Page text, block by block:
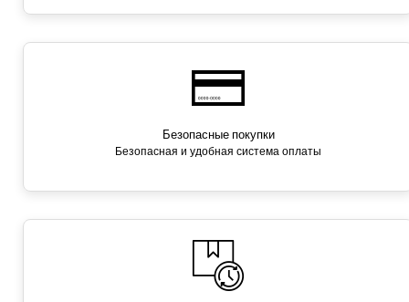
Безопасные покупки
Безопасная и удобная система оплаты